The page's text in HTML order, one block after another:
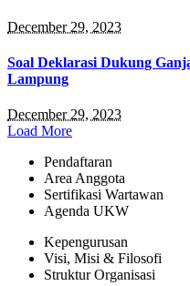
December 29, 2023
Soal Deklarasi Dukung
Lampung
December 29, 2023
Load More
Pendaftaran
Area Anggota
Sertifikasi Wartawan
Agenda UKW
Kepengurusan
Visi, Misi & Filosofi
Struktur Organisasi